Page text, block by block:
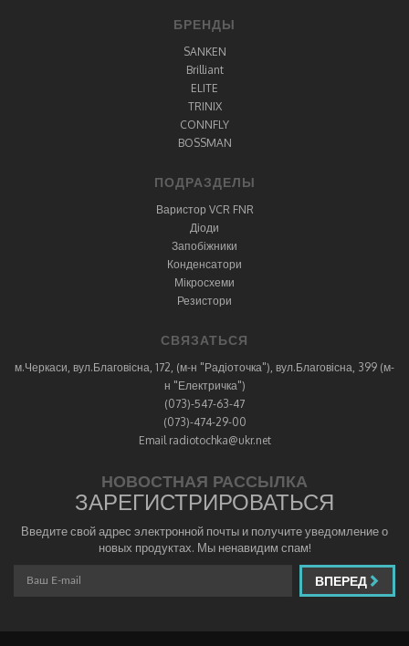
БРЕНДЫ
SANKEN
Brilliant
ELITE
TRINIX
CONNFLY
BOSSMAN
ПОДРАЗДЕЛЫ
Варистор VCR FNR
Діоди
Запобіжники
Конденсатори
Мікросхеми
Резистори
СВЯЗАТЬСЯ
м.Черкаси, вул.Благовісна, 172, (м-н "Радіоточка"), вул.Благовісна, 399 (м-
н "Електричка")
(073)-547-63-47
(073)-474-29-00
Email radiotochka@ukr.net
НОВОСТНАЯ РАССЫЛКА
ЗАРЕГИСТРИРОВАТЬСЯ
Введите свой адрес электронной почты и получите уведомление о
новых продуктах. Мы ненавидим спам!
ВПЕРЕД